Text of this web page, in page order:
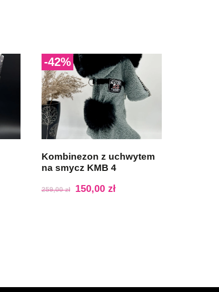
-42%
Kombinezon z uchwytem
na smycz KMB 4
259,00zł 150,00 zł